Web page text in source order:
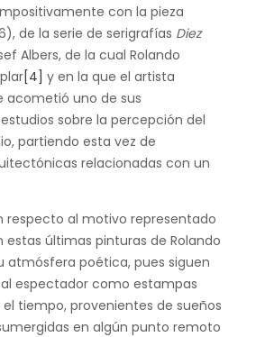
con la pieza
de la serie de serigrafías Diez
Albers, de la cual Rolando
[4] y en la que el artista
acometió uno de sus
sobre la percepción del
partiendo esta vez de
relacionadas con un
respecto al motivo representado
estas últimas pinturas de Rolando
atmósfera poética, pues siguen
espectador como estampas
tiempo, provenientes de sueños
en algún punto remoto